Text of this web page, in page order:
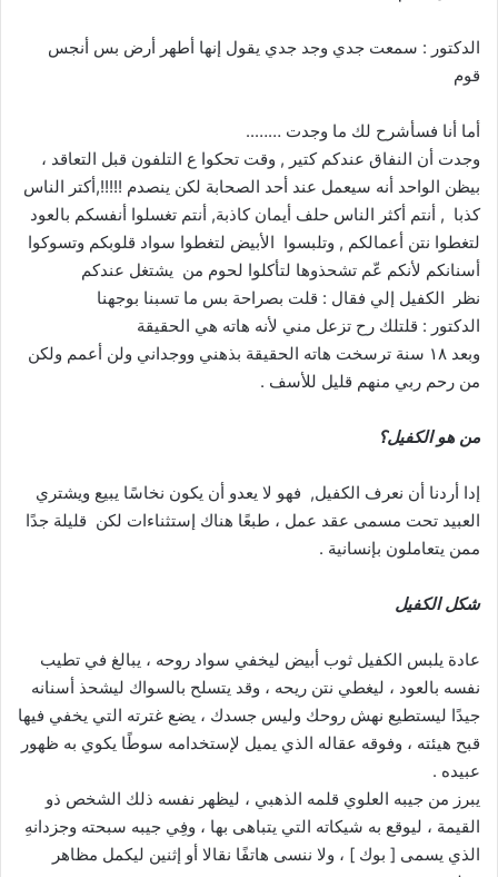
الدكتور : سمعت جدي وجد جدي يقول إنها أطهر أرض بس أنجس
قوم
أما أنا فسأشرح لك ما وجدت ……..
وجدت أن النفاق عندكم كتير , وقت تحكوا ع التلفون قبل التعاقد ،
بيظن الواحد أنه سيعمل عند أحد الصحابة لكن ينصدم !!!!!,أكتر الناس
كذبا , أنتم أكثر الناس حلف أيمان كاذبة, أنتم تغسلوا أنفسكم بالعود
لتغطوا نتن أعمالكم , وتلبسوا الأبيض لتغطوا سواد قلوبكم وتسوكوا
أسنانكم لأنكم عّم تشحذوها لتأكلوا لحوم من يشتغل عندكم
نظر الكفيل إلي فقال : قلت بصراحة بس ما تسبنا بوجهنا
الدكتور : قلتلك رح تزعل مني لأنه هاته هي الحقيقة
وبعد ١٨ سنة ترسخت هاته الحقيقة بذهني ووجداني ولن أعمم ولكن
من رحم ربي منهم قليل للأسف .
من هو الكفيل؟
إدا أردنا أن نعرف الكفيل, فهو لا يعدو أن يكون نخاسًا يبيع ويشتري
العبيد تحت مسمى عقد عمل ، طبعًا هناك إستثناءات لكن قليلة جدًا
ممن يتعاملون بإنسانية .
شكل الكفيل
عادة يلبس الكفيل ثوب أبيض ليخفي سواد روحه ، يبالغ في تطيب
نفسه بالعود ، ليغطي نتن ريحه ، وقد يتسلح بالسواك ليشحذ أسنانه
جيدًا ليستطيع نهش روحك وليس جسدك ، يضع غترته التي يخفي فيها
قبح هيئته ، وفوقه عقاله الذي يميل لإستخدامه سوطًا يكوي به ظهور
عبيده .
يبرز من جيبه العلوي قلمه الذهبي ، ليظهر نفسه ذلك الشخص ذو
القيمة ، ليوقع به شيكاته التي يتباهى بها ، وفِي جيبه سبحته وجزدانهِ
الذي يسمى [ بوك ] ، ولا ننسى هاتفًا نقالا أو إثنين ليكمل مظاهر